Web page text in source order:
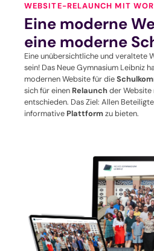
WEBSITE-RELAUNCH MIT
Eine moderne
eine moderne
Eine unübersichtliche und veraltete
sein! Das Neue Gymnasium Leibniz
modernen Website für die
sich für einen Relaunchder Website
entschieden. Das Ziel: Allen
informative Plattformzu bieten.